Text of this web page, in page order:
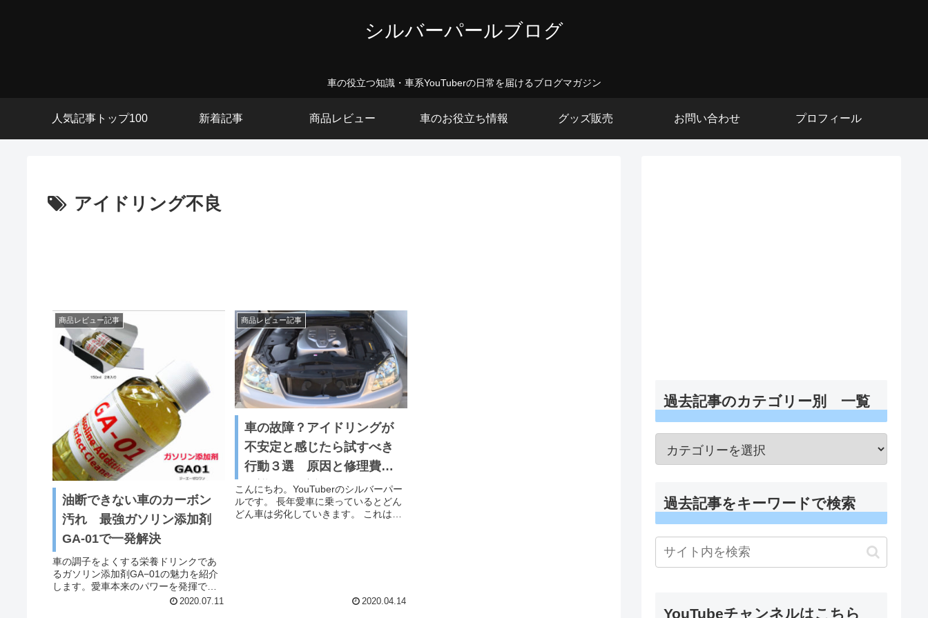
シルバーパールブログ
車の役立つ知識・車系YouTuberの日常を届けるブログマガジン
人気記事トップ100 新着記事 商品レビュー 車のお役立ち情報 グッズ販売 お問い合わせ プロフィール
アイドリング不良
商品レビュー記事
油断できない車のカーボン
汚れ 最強ガソリン添加剤
GA-01で一発解決
車の調子をよくする栄養ドリンクであ
るガソリン添加剤GA−01の魅力を紹介
します。愛車本来のパワーを発揮でき
ていますか。この１本があればあなた
2020.07.11
商品レビュー記事
車の故障？アイドリングが
不安定と感じたら試すべき
行動３選 原因と修理費用
を詳しく解説 これでだい
たい解決します
こんにちわ。YouTuberのシルバーパー
ルです。 長年愛車に乗っているとどん
どん車は劣化していきます。 これは人
2020.04.14
過去記事のカテゴリー別 一覧
過去記事をキーワードで検索
YouTubeチャンネルはこちら